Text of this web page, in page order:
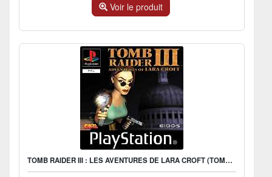
Voir le produit
TOMB RAIDER III : LES AVENTURES DE LARA CROFT (TOMB RAIDER 3)